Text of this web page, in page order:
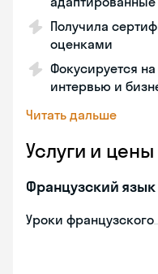
Получила
оценками
Фокусируется
интервью и
Читать дальше
Услуги и цены
Французский язык
Уроки французского